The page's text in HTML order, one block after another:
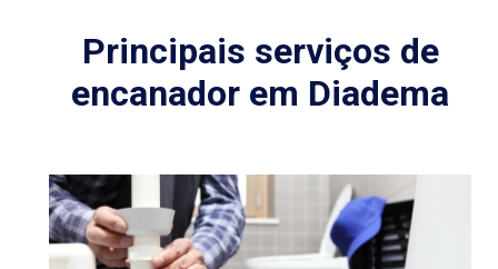
Principais serviços de
encanador em Diadema